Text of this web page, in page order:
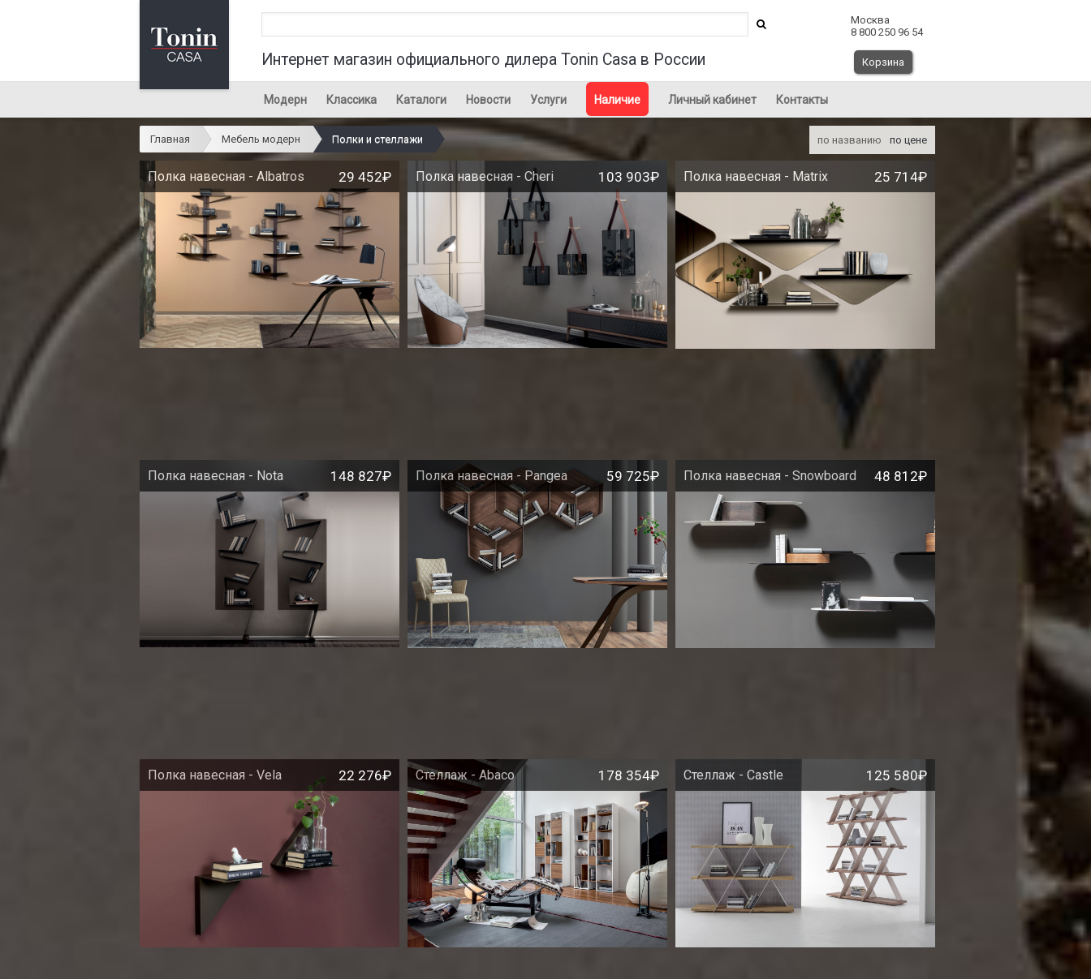
Интернет магазин официального дилера Tonin Casa в России
Москва
8 800 250 96 54
Корзина
Модерн Классика Каталоги Новости Услуги Наличие Личный кабинет Контакты
Главная Мебель модерн Полки и стеллажи по названию по цене
Полка навесная - Albatros 29 452₽ Полка навесная - Cheri 103 903₽ Полка навесная - Matrix 25 714₽
Полка навесная - Nota 148 827₽ Полка навесная - Pangea 59 725₽ Полка навесная - Snowboard 48 812₽
Полка навесная - Vela 22 276₽ Стеллаж - Abaco 178 354₽ Стеллаж - Castle 125 580₽